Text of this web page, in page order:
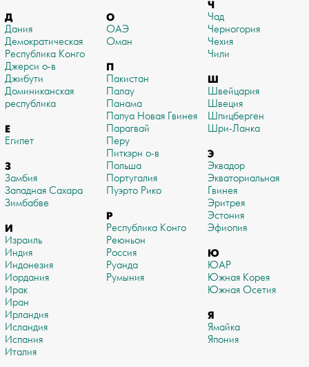
Д
Дания
Демократическая
Республика Конго
Джерси о-в
Джибути
Доминиканская
республика
Е
Египет
З
Замбия
Западная Сахара
Зимбабве
И
Израиль
Индия
Индонезия
Иордания
Ирак
Иран
Ирландия
Исландия
Испания
Италия
О
ОАЭ
Оман
П
Пакистан
Палау
Панама
Папуа Новая Гвинея
Парагвай
Перу
Питкэрн о-в
Польша
Португалия
Пуэрто Рико
Р
Республика Конго
Реюньон
Россия
Руанда
Румыния
Ч
Чад
Черногория
Чехия
Чили
Ш
Швейцария
Швеция
Шпицберген
Шри-Ланка
Э
Эквадор
Экваториальная
Гвинея
Эритрея
Эстония
Эфиопия
Ю
ЮАР
Южная Корея
Южная Осетия
Я
Ямайка
Япония